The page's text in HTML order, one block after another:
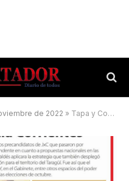
de 2022 » Tapa y Contratapa 2 de junio de 2023